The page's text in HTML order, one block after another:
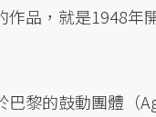
品，就是1948年
巴黎的鼓動團體（